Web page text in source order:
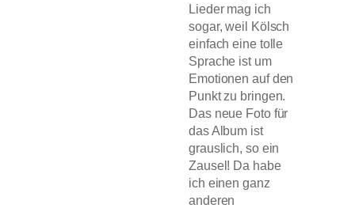
Lieder mag ich
sogar, weil Kölsch
einfach eine tolle
Sprache ist um
Emotionen auf den
Punkt zu bringen.
Das neue Foto für
das Album ist
grauslich, so ein
Zausel! Da habe
ich einen ganz
anderen